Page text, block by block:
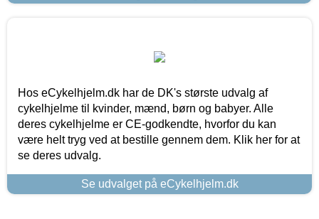
Hos eCykelhjelm.dk har de DK's største udvalg af
cykelhjelme til kvinder, mænd, børn og babyer. Alle
deres cykelhjelme er CE-godkendte, hvorfor du kan
være helt tryg ved at bestille gennem dem. Klik her for at
se deres udvalg.
Se udvalget på eCykelhjelm.dk